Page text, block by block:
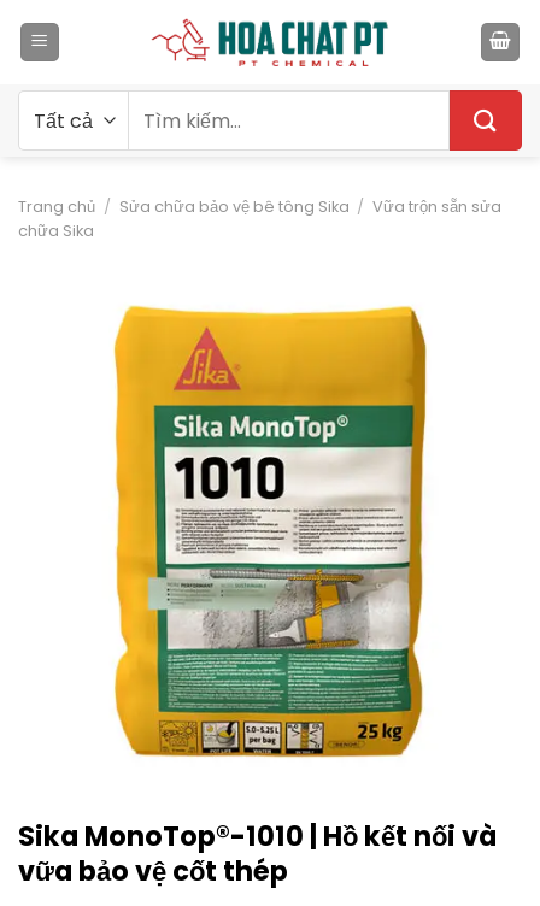
qua
kiếm:
Trang chủ / Sửa chữa bảo vệ bê tông Sika / Vữa trộn sẵn sửa
chữa Sika
Sika MonoTop®-1010 | Hồ kết nối và
vữa bảo vệ cốt thép